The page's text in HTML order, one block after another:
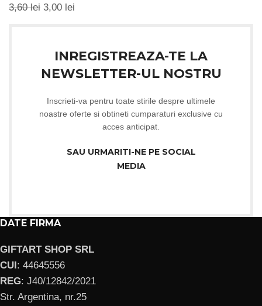
3,60lei 3,00 lei
INREGISTREAZA-TE LA
NEWSLETTER-UL NOSTRU
Inscrieti-va pentru toate stirile despre ultimele
noastre oferte si obtineti cumparaturi exclusive cu
acces anticipat.
SAU URMARITI-NE PE SOCIAL
MEDIA
DATE FIRMA
GIFTART SHOP SRL
CUI : 44645556
REG: J40/12842/2021
Str. Argentina, nr.25